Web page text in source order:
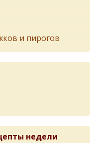
и пирогов
недели